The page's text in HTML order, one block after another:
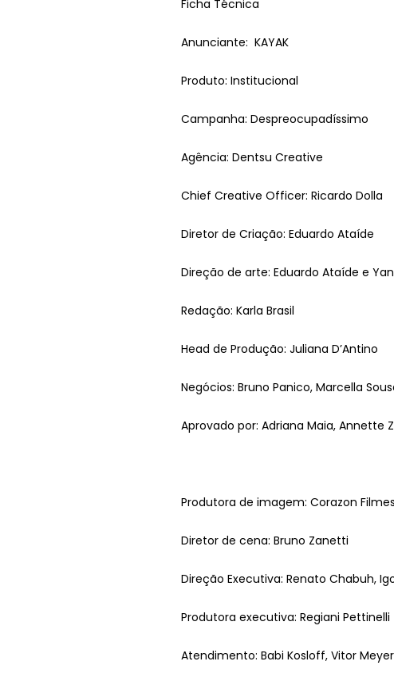
Ficha Técnica
Anunciante: KAYAK
Produto: Institucional
Campanha: Despreocupadíssimo
Agência: Dentsu Creative
Chief Creative Officer: Ricardo Dolla
Diretor de Criação: Eduardo Ataíde
Direção de arte: Eduardo Ataíde e
Redação: Karla Brasil
Head de Produção: Juliana D’Antino
Negócios: Bruno Panico, Marcella
Aprovado por: Adriana Maia, Annette
Produtora de imagem: Corazon Filmes
Diretor de cena: Bruno Zanetti
Direção Executiva: Renato Chabuh,
Produtora executiva: Regiani Pettinelli
Atendimento: Babi Kosloff, Vitor